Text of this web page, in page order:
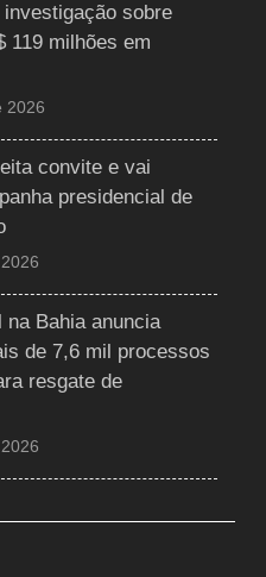
sobre
119 milhões em
2026
convite e vai
presidencial de
Bahia anuncia
de 7,6 mil processos
resgate de